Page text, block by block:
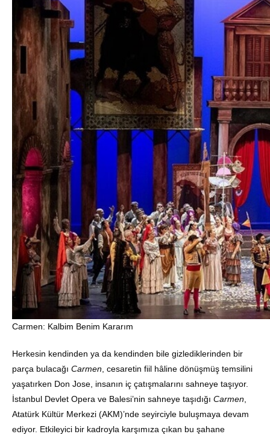
Carmen: Kalbim Benim Kararım
Herkesin kendinden ya da kendinden bile gizlediklerinden bir
parça bulacağı Carmen, cesaretin fiil hâline dönüşmüş temsilini
yaşatırken Don Jose, insanın iç çatışmalarını sahneye taşıyor.
İstanbul Devlet Opera ve Balesi’nin sahneye taşıdığı Carmen,
Atatürk Kültür Merkezi (AKM)’nde seyirciyle buluşmaya devam
ediyor. Etkileyici bir kadroyla karşımıza çıkan bu şahane